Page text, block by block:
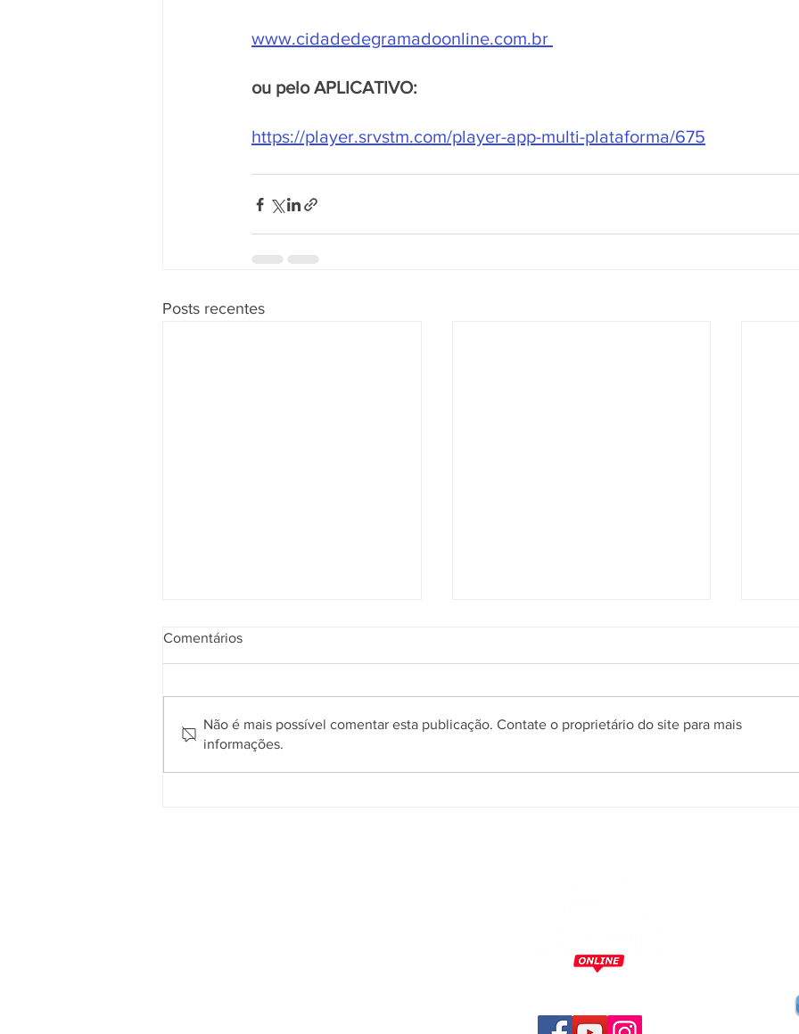
www.cidadedegramadoonline.com.br
ou pelo APLICATIVO:
https://player.srvstm.com/player-app-multi-plataforma/675
Posts recentes
Prefeitura de Gramado abre
Prefeitura de Gramado abre
Comentários
Não é mais possível comentar esta publicação. Contate o proprietário do site para mais
informações.